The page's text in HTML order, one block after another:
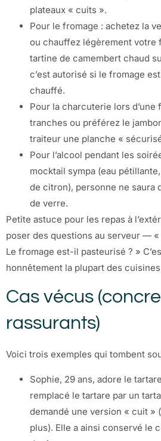
plateaux « cuits ».
Pour le fromage : achetez la
ou chauffez légèrement votre
tartine de camembert chaud
c’est autorisé si le fromage
chauffé.
Pour la charcuterie lors
tranches ou préférez le
traiteur une planche «
Pour l’alcool pendant les
mocktail sympa (eau
de citron), personne ne saura
de verre.
Petite astuce pour les repas à
poser des questions au serveur —
Le fromage est-il pasteurisé ? »
honnêtement la plupart des
Cas vécus
rassurants)
Voici trois exemples qui tombent
Sophie, 29 ans, adore le
remplacé le tartare par un
demandé une version « cuit »
plus). Elle a ainsi conservé le